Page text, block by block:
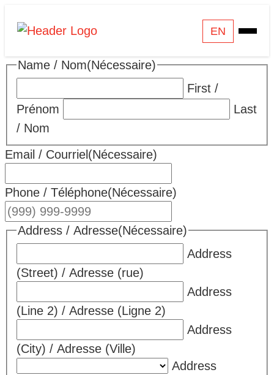
Skip
content
Homepage
EN
Open
Mobile
Menu
Name / Nom(Nécessaire)
First /
Prénom
Last
/ Nom
Email / Courriel(Nécessaire)
Phone / Téléphone(Nécessaire)
Address / Adresse(Nécessaire)
Address
(Street) / Adresse (rue)
Address
(Line 2) / Adresse (Ligne 2)
Address
(City) / Adresse (Ville)
Address